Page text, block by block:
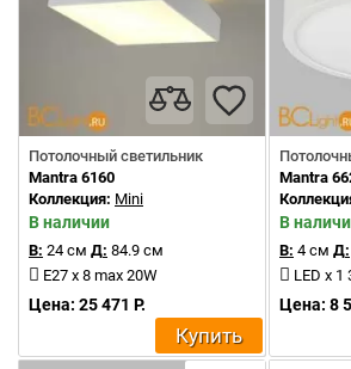
Потолочный светильник
Mantra 6160
Коллекция: Mini
В наличии
В: 24 см Д: 84.9 см
E27 x 8 max 20W
Цена: 25 471 Р.
Купить
Mantra
В
В: 4 см Д:
LED x 1
Цена: 8